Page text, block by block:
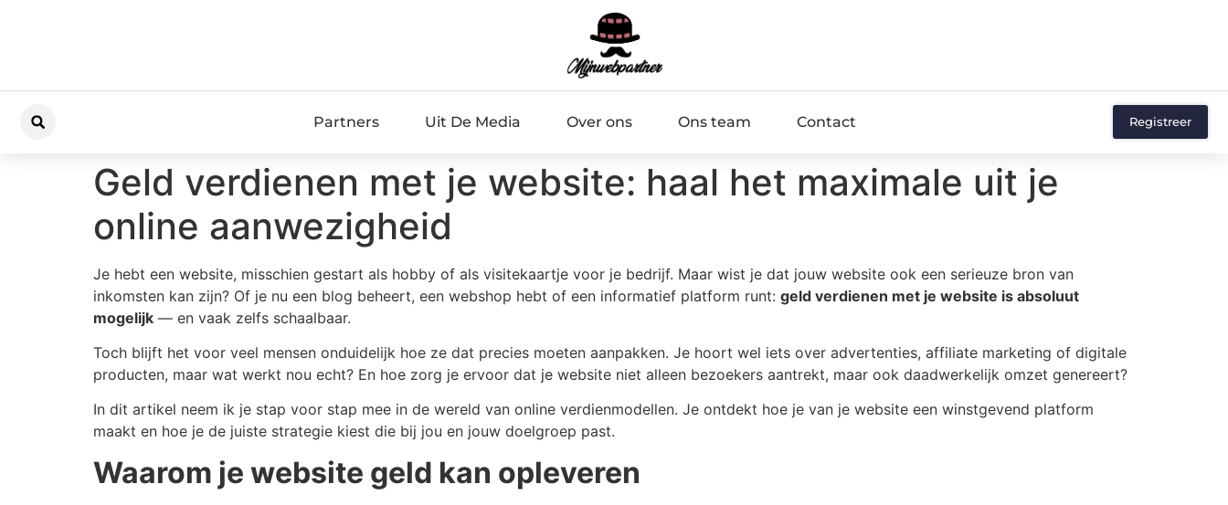
Partners Uit De Media Over ons Ons team Contact Registreer
Geld verdienen met je website: haal het maximale uit je
online aanwezigheid
Je hebt een website, misschien gestart als hobby of als visitekaartje voor je bedrijf. Maar wist je dat jouw website ook een serieuze bron van
inkomsten kan zijn? Of je nu een blog beheert, een webshop hebt of een informatief platform runt: geld verdienen met je website is absoluut
mogelijk — en vaak zelfs schaalbaar.
Toch blijft het voor veel mensen onduidelijk hoe ze dat precies moeten aanpakken. Je hoort wel iets over advertenties, affiliate marketing of digitale
producten, maar wat werkt nou echt? En hoe zorg je ervoor dat je website niet alleen bezoekers aantrekt, maar ook daadwerkelijk omzet genereert?
In dit artikel neem ik je stap voor stap mee in de wereld van online verdienmodellen. Je ontdekt hoe je van je website een winstgevend platform
maakt en hoe je de juiste strategie kiest die bij jou en jouw doelgroep past.
Waarom je website geld kan opleveren